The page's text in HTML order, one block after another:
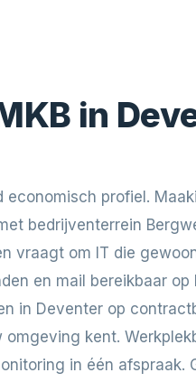
in
profiel.
bedrijventerrein
vraagt om IT die
en mail bereikbaar op
in Deventer op
kent.
in één afspraak.